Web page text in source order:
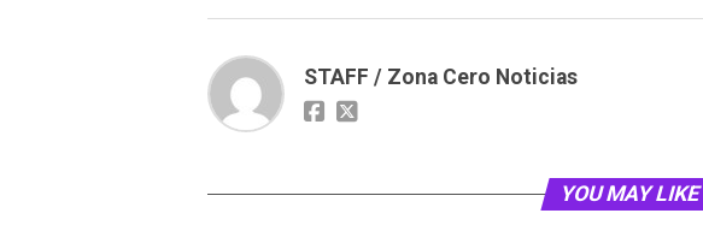
STAFF / Zona Cero Noticias
YOU MAY LIKE